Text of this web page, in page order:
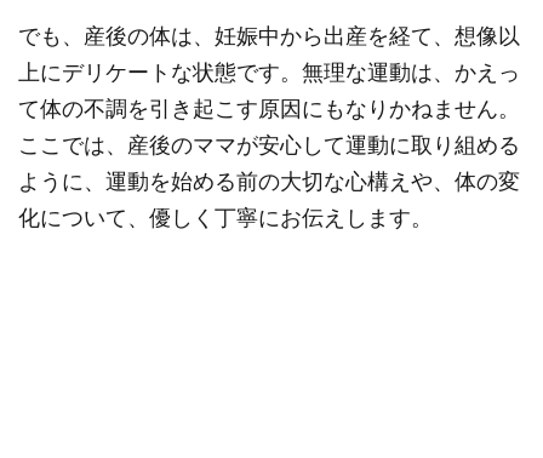
でも、産後の体は、妊娠中から出産を経て、想像以
上にデリケートな状態です。無理な運動は、かえっ
て体の不調を引き起こす原因にもなりかねません。
ここでは、産後のママが安心して運動に取り組める
ように、運動を始める前の大切な心構えや、体の変
化について、優しく丁寧にお伝えします。